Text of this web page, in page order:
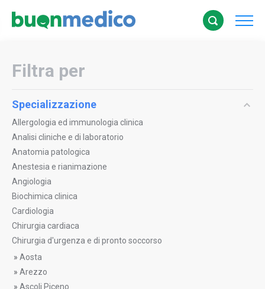
Filtra per
Specializzazione
Allergologia ed immunologia clinica
Analisi cliniche e di laboratorio
Anatomia patologica
Anestesia e rianimazione
Angiologia
Biochimica clinica
Cardiologia
Chirurgia cardiaca
Chirurgia d'urgenza e di pronto soccorso
» Aosta
» Arezzo
» Ascoli Piceno